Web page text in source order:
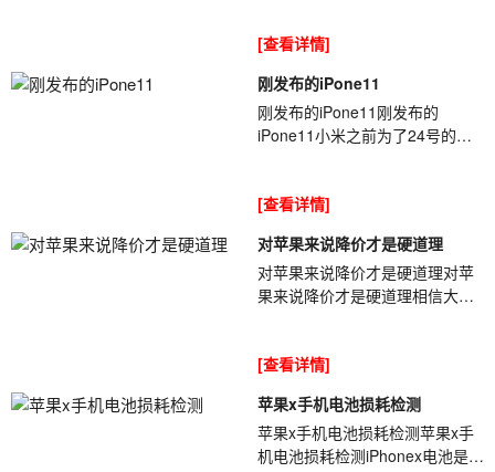
iPhone11Pro后...
[查看详情]
刚发布的iPone11
刚发布的iPone11刚发布的
iPone11小米之前为了24号的
一堆悬念.而且...
[查看详情]
对苹果来说降价才是硬道理
对苹果来说降价才是硬道理对苹
果来说降价才是硬道理相信大家
其实...
[查看详情]
苹果x手机电池损耗检测
苹果x手机电池损耗检测苹果x手
机电池损耗检测iPhonex电池是消